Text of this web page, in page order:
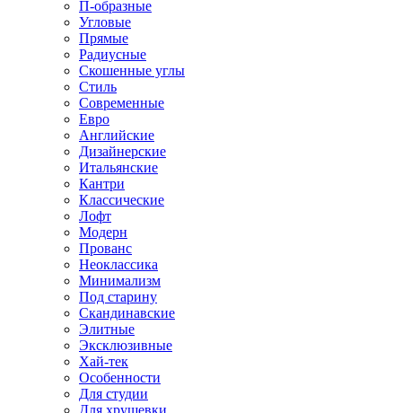
П-образные
Угловые
Прямые
Радиусные
Скошенные углы
Стиль
Современные
Евро
Английские
Дизайнерские
Итальянские
Кантри
Классические
Лофт
Модерн
Прованс
Неоклассика
Минимализм
Под старину
Скандинавские
Элитные
Эксклюзивные
Хай-тек
Особенности
Для студии
Для хрущевки